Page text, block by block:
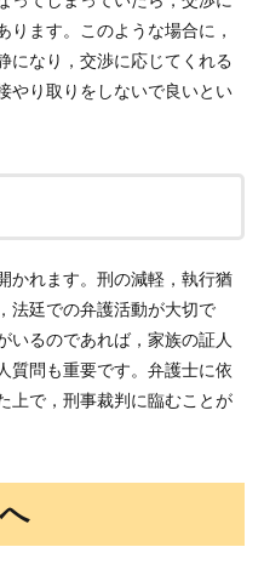
ります。このような場合に，
になり，交渉に応じてくれる
やり取りをしないで良いとい
かれます。刑の減軽，執行猶
法廷での弁護活動が大切で
いるのであれば，家族の証人
質問も重要です。弁護士に依
上で，刑事裁判に臨むことが